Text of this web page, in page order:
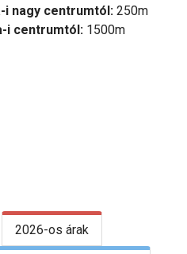
i nagy centrumtól: 250m
i centrumtól: 1500m
2026-os árak